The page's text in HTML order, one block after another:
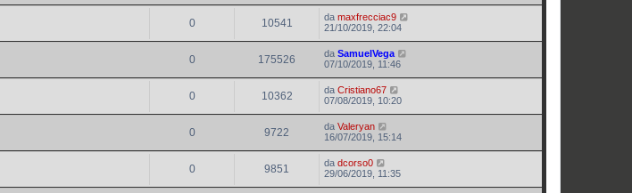
0 10541 da maxfrecciac9
21/10/2019, 22:04
0 175526 da SamuelVega
07/10/2019, 11:46
0 10362 da Cristiano67
07/08/2019, 10:20
0 9722 da Valeryan
16/07/2019, 15:14
0 9851 da dcorso0
29/06/2019, 11:35